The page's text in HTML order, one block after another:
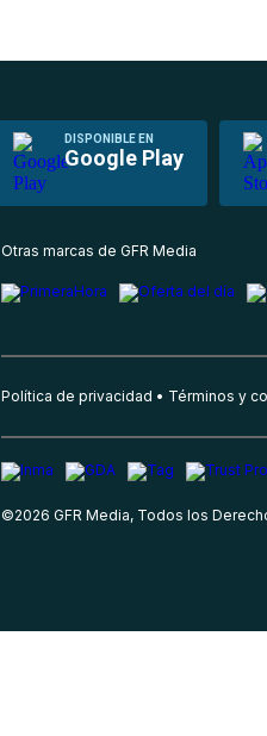
DISPONIBLE EN
Google Play
Otras marcas de GFR Media
Política de privacidad Términos y
©2026 GFR Media, Todos los